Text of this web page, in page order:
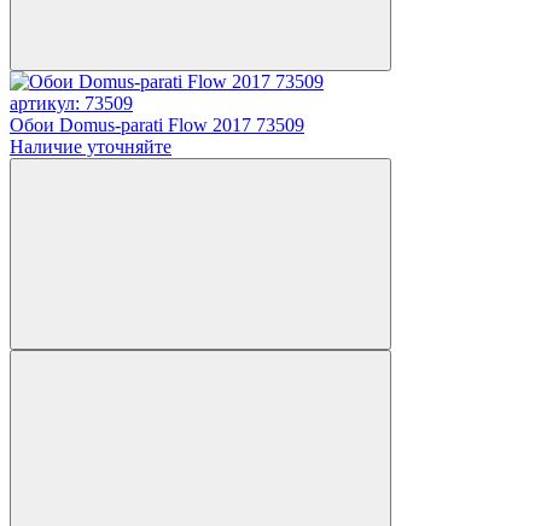
артикул: 73509
Обои Domus-parati Flow 2017 73509
Наличие уточняйте